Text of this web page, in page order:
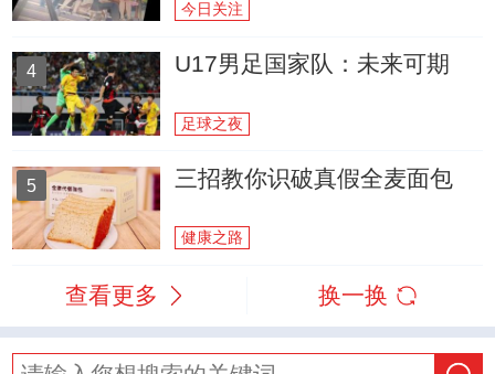
今日关注
4 U17男足国家队：未来可期
足球之夜
5 三招教你识破真假全麦面包
健康之路
查看更多 换一换